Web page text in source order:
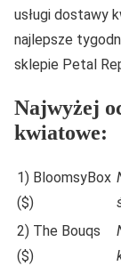
usługi dostawy
najlepsze
sklepie Petal
Najwyżej
kwiatowe:
1) BloomsyBox
($)
2) The Bouqs
($)